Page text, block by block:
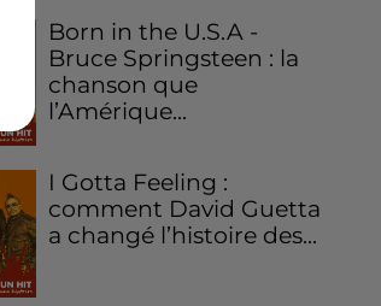
Born in the U.S.A -
Bruce Springsteen : la
chanson que
l’Amérique...
I Gotta Feeling :
comment David Guetta
a changé l’histoire des...